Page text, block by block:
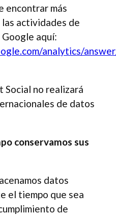
encontrar más
actividades de
aquí:
analytics/
Social no realizará
de datos
conservamos sus
datos
el tiempo que sea
de